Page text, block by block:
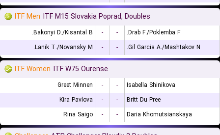
ITF Men ITF M15 Slovakia Poprad, Doubles
Bakonyi D./Kisantal B. - -
Drab F./Poklemba F.
Lanik T./Novansky M.
- - Gil Garcia A./Mashtakov N.
ITF Women ITF W75 Ourense
Greet Minnen - -
Isabella Shinikova
Kira Pavlova
- -
Britt Du Pree
Rina Saigo
- - Daria Khomutsianskaya